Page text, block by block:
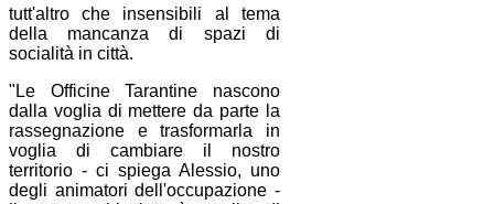
tutt'altro che insensibili al tema
della mancanza di spazi di
socialità in città.
"Le Officine Tarantine nascono
dalla voglia di mettere da parte la
rassegnazione e trasformarla in
voglia di cambiare il nostro
territorio - ci spiega Alessio, uno
degli animatori dell'occupazione -